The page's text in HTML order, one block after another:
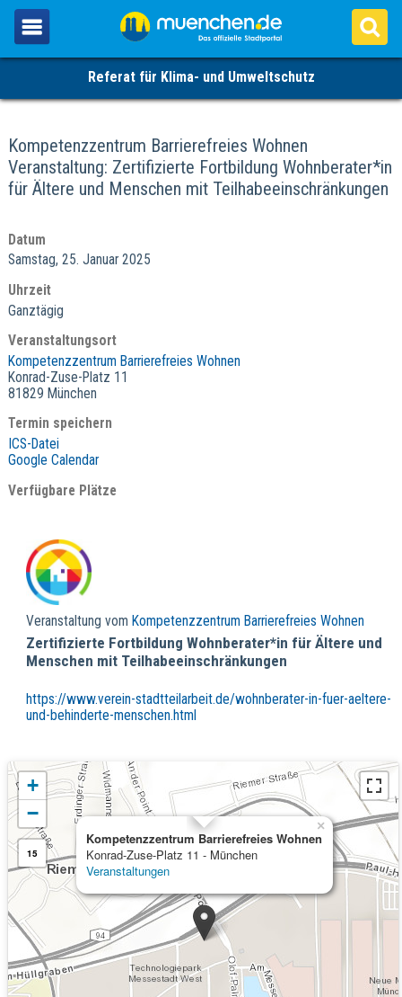
Referat für Klima- und Umweltschutz
Kompetenzzentrum Barrierefreies Wohnen
Veranstaltung: Zertifizierte Fortbildung Wohnberater*in
für Ältere und Menschen mit Teilhabeeinschränkungen
Datum
Samstag, 25. Januar 2025
Uhrzeit
Ganztägig
Veranstaltungsort
Kompetenzzentrum Barrierefreies Wohnen
Konrad-Zuse-Platz 11
81829 München
Termin speichern
ICS-Datei
Google Calendar
Verfügbare Plätze
Veranstaltung vom Kompetenzzentrum Barrierefreies Wohnen
Zertifizierte Fortbildung Wohnberater*in für Ältere und
Menschen mit Teilhabeeinschränkungen
https://www.verein-stadtteilarbeit.de/wohnberater-in-fuer-aeltere-
und-behinderte-menschen.html
Kompetenzzentrum Barrierefreies Wohnen
Konrad-Zuse-Platz 11 - München
Veranstaltungen
×
+
−
15